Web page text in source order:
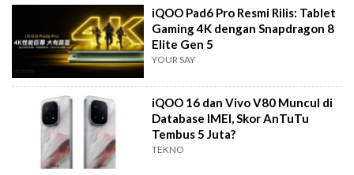
iQOO Pad6 Pro Resmi Rilis: Tablet
Gaming 4K dengan Snapdragon 8
Elite Gen 5
YOUR SAY
iQOO 16 dan Vivo V80 Muncul di
Database IMEI, Skor AnTuTu
Tembus 5 Juta?
TEKNO